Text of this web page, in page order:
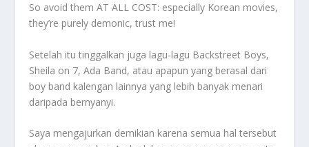
So avoid them AT ALL COST: especially Korean movies,
they’re purely demonic, trust me!
Setelah itu tinggalkan juga lagu-lagu Backstreet Boys,
Sheila on 7, Ada Band, atau apapun yang berasal dari
boy band kalengan lainnya yang lebih banyak menari
daripada bernyanyi.
Saya mengajurkan demikian karena semua hal tersebut